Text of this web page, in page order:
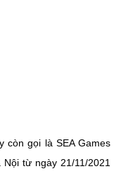
còn gọi là SEA Games
từ ngày 21/11/2021